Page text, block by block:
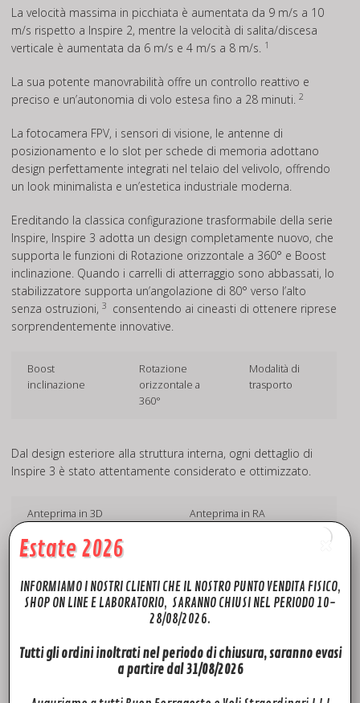
La velocità massima in picchiata è aumentata da 9 m/s a 10
m/s rispetto a Inspire 2, mentre la velocità di salita/discesa
verticale è aumentata da 6 m/s e 4 m/s a 8 m/s. 1
La sua potente manovrabilità offre un controllo reattivo e
preciso e un’autonomia di volo estesa fino a 28 minuti. 2
La fotocamera FPV, i sensori di visione, le antenne di
posizionamento e lo slot per schede di memoria adottano
design perfettamente integrati nel telaio del velivolo, offrendo
un look minimalista e un’estetica industriale moderna.
Ereditando la classica configurazione trasformabile della serie
Inspire, Inspire 3 adotta un design completamente nuovo, che
supporta le funzioni di Rotazione orizzontale a 360° e Boost
inclinazione. Quando i carrelli di atterraggio sono abbassati, lo
stabilizzatore supporta un’angolazione di 80° verso l’alto
senza ostruzioni, 3
consentendo ai cineasti di ottenere riprese
sorprendentemente innovative.
Boost
inclinazione
Rotazione
orizzontale a
360°
Modalità di
trasporto
Dal design esteriore alla struttura interna, ogni dettaglio di
Inspire 3 è stato attentamente considerato e ottimizzato.
Anteprima in 3D Anteprima in RA
Piattaforma per il volo di precisione ad alta
Estate 2026
INFORMIAMO I NOSTRI CLIENTI CHE IL NOSTRO PUNTO VENDITA FISICO,
SHOP ON LINE E LABORATORIO, SARANNO CHIUSI NEL PERIODO 10-
28/08/2026.
Tutti gli ordini inoltrati nel periodo di chiusura, saranno evasi
a partire dal 31/08/2026